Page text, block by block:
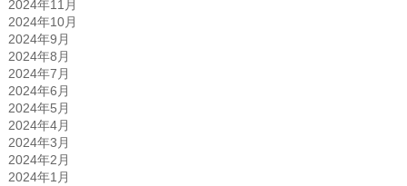
2024年11月
2024年10月
2024年9月
2024年8月
2024年7月
2024年6月
2024年5月
2024年4月
2024年3月
2024年2月
2024年1月